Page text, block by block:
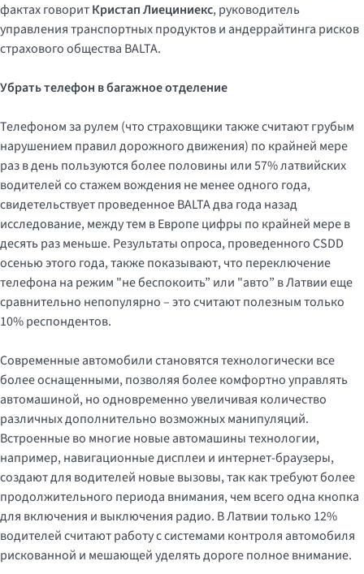
фактах говоритКристап Лиециниекс, руководитель
управления транспортных продуктов и андеррайтинга рисков
страхового общества BALTA.
Убрать телефон в багажное отделение
Телефоном за рулем (что страховщики также считают грубым
нарушением правил дорожного движения) по крайней мере
раз в день пользуются более половины или 57% латвийских
водителей со стажем вождения не менее одного года,
свидетельствует проведенное BALTA два года назад
исследование, между тем в Европе цифры по крайней мере в
десять раз меньше. Результаты опроса, проведенного CSDD
осенью этого года, также показывают, что переключение
телефона на режим "не беспокоить” или "авто” в Латвии еще
сравнительно непопулярно – это считают полезным только
10% респондентов.
Современные автомобили становятся технологически все
более оснащенными, позволяя более комфортно управлять
автомашиной, но одновременно увеличивая количество
различных дополнительно возможных манипуляций.
Встроенные во многие новые автомашины технологии,
например, навигационные дисплеи и интернет-браузеры,
создают для водителей новые вызовы, так как требуют более
продолжительного периода внимания, чем всего одна кнопка
для включения и выключения радио. В Латвии только 12%
водителей считают работу с системами контроля автомобиля
рискованной и мешающей уделять дороге полное внимание.